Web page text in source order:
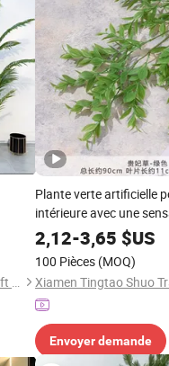
Guangzhou Junpeng Artificial Craft Company Limited
Plante verte artificielle
intérieure avec une
gamme
2,12-3,65 $US
100 Pièces (MOQ)
Envoyer demande